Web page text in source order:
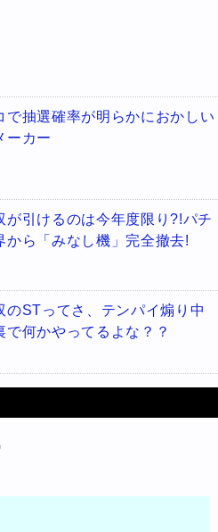
で抽選確率が明らかにおかしい
ーカー
が引けるのは今年度限り?!パチ
から「みなし機」完全撤去!
のSTってさ、テンパイ煽り中
で何かやってるよな？？